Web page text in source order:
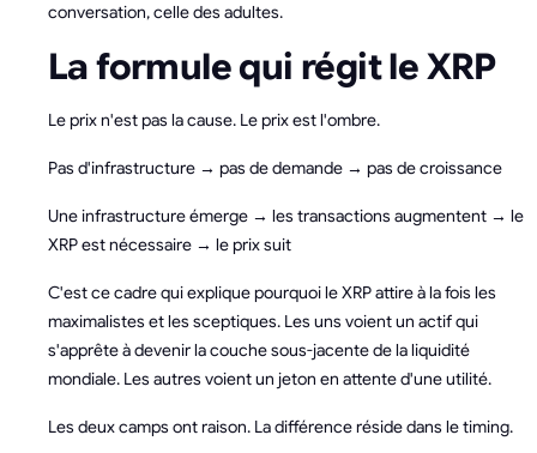
conversation, celle des adultes.
La formule qui régit le XRP
Le prix n'est pas la cause. Le prix est l'ombre.
Pas d'infrastructure → pas de demande → pas de croissance
Une infrastructure émerge → les transactions augmentent → le
XRP est nécessaire → le prix suit
C'est ce cadre qui explique pourquoi le XRP attire à la fois les
maximalistes et les sceptiques. Les uns voient un actif qui
s'apprête à devenir la couche sous-jacente de la liquidité
mondiale. Les autres voient un jeton en attente d'une utilité.
Les deux camps ont raison. La différence réside dans le timing.